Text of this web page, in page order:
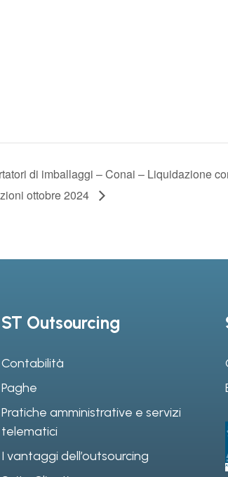
di imballaggi – Conai – Liquidazione
ottobre 2024
ST Outsourcing
Contabilità
Paghe
Pratiche amministrative e servizi
telematici
I vantaggi dell’outsourcing